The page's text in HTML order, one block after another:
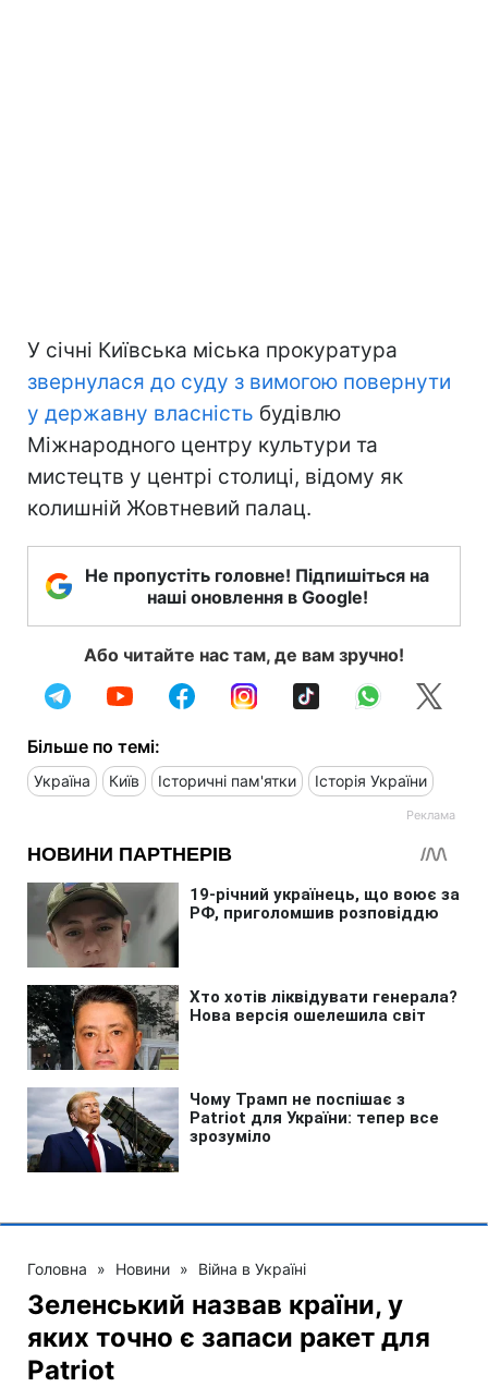
У січні Київська міська прокуратура
звернулася до суду з вимогою повернути
у державну власність будівлю
Міжнародного центру культури та
мистецтв у центрі столиці, відому як
колишній Жовтневий палац.
Не пропустіть головне! Підпишіться на
наші оновлення в Google!
Або читайте нас там, де вам зручно!
Більше по темі:
Україна Київ Історичні пам'ятки Історія України
Головна » Новини » Війна в Україні
Зеленський назвав країни, у
яких точно є запаси ракет для
Patriot